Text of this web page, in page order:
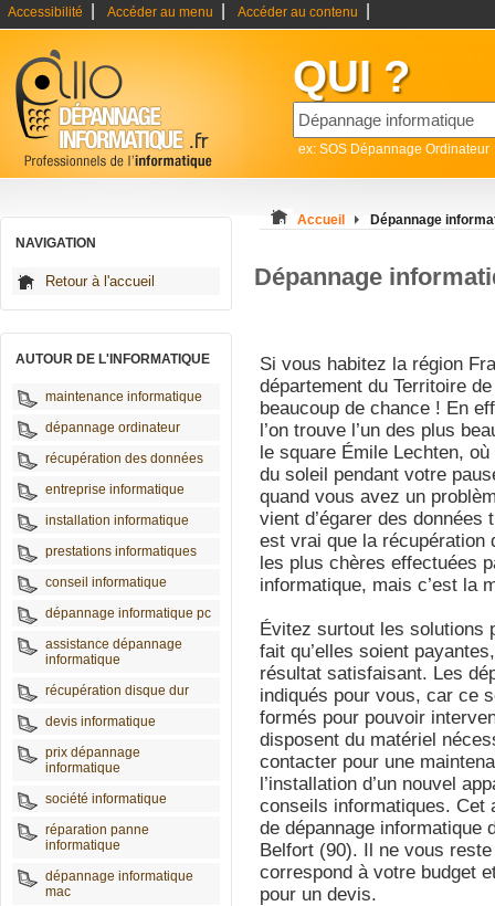
Accessibilité Accéder au menu Accéder au contenu
QUI ?
ex: SOS Dépannage Ordinateur
NAVIGATION
Retour à l'accueil
AUTOUR DE L'INFORMATIQUE
maintenance informatique
dépannage ordinateur
récupération des données
entreprise informatique
installation informatique
prestations informatiques
conseil informatique
dépannage informatique pc
assistance dépannage
informatique
récupération disque dur
devis informatique
prix dépannage
informatique
société informatique
réparation panne
informatique
dépannage informatique
mac
Accueil Dépannage
Dépannage
Si vous habitez la région
département du Territoire
beaucoup de chance ! En
l’on trouve l’un des plus
le square Émile Lechten,
du soleil pendant votre
quand vous avez un
vient d’égarer des
est vrai que la récupération
les plus chères effectuées
informatique, mais c’est la
Évitez surtout les solutions
fait qu’elles soient
résultat satisfaisant. Les
indiqués pour vous, car ce
formés pour pouvoir
disposent du matériel
contacter pour une
l’installation d’un nouvel
conseils informatiques. Cet
de dépannage informatique
Belfort (90). Il ne vous
correspond à votre budget
pour un devis.